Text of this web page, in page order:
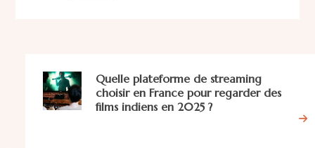
Quelle plateforme de streaming
choisir en France pour regarder des
films indiens en 2025 ?